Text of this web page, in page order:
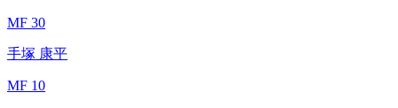
MF 30
手塚 康平
MF 10